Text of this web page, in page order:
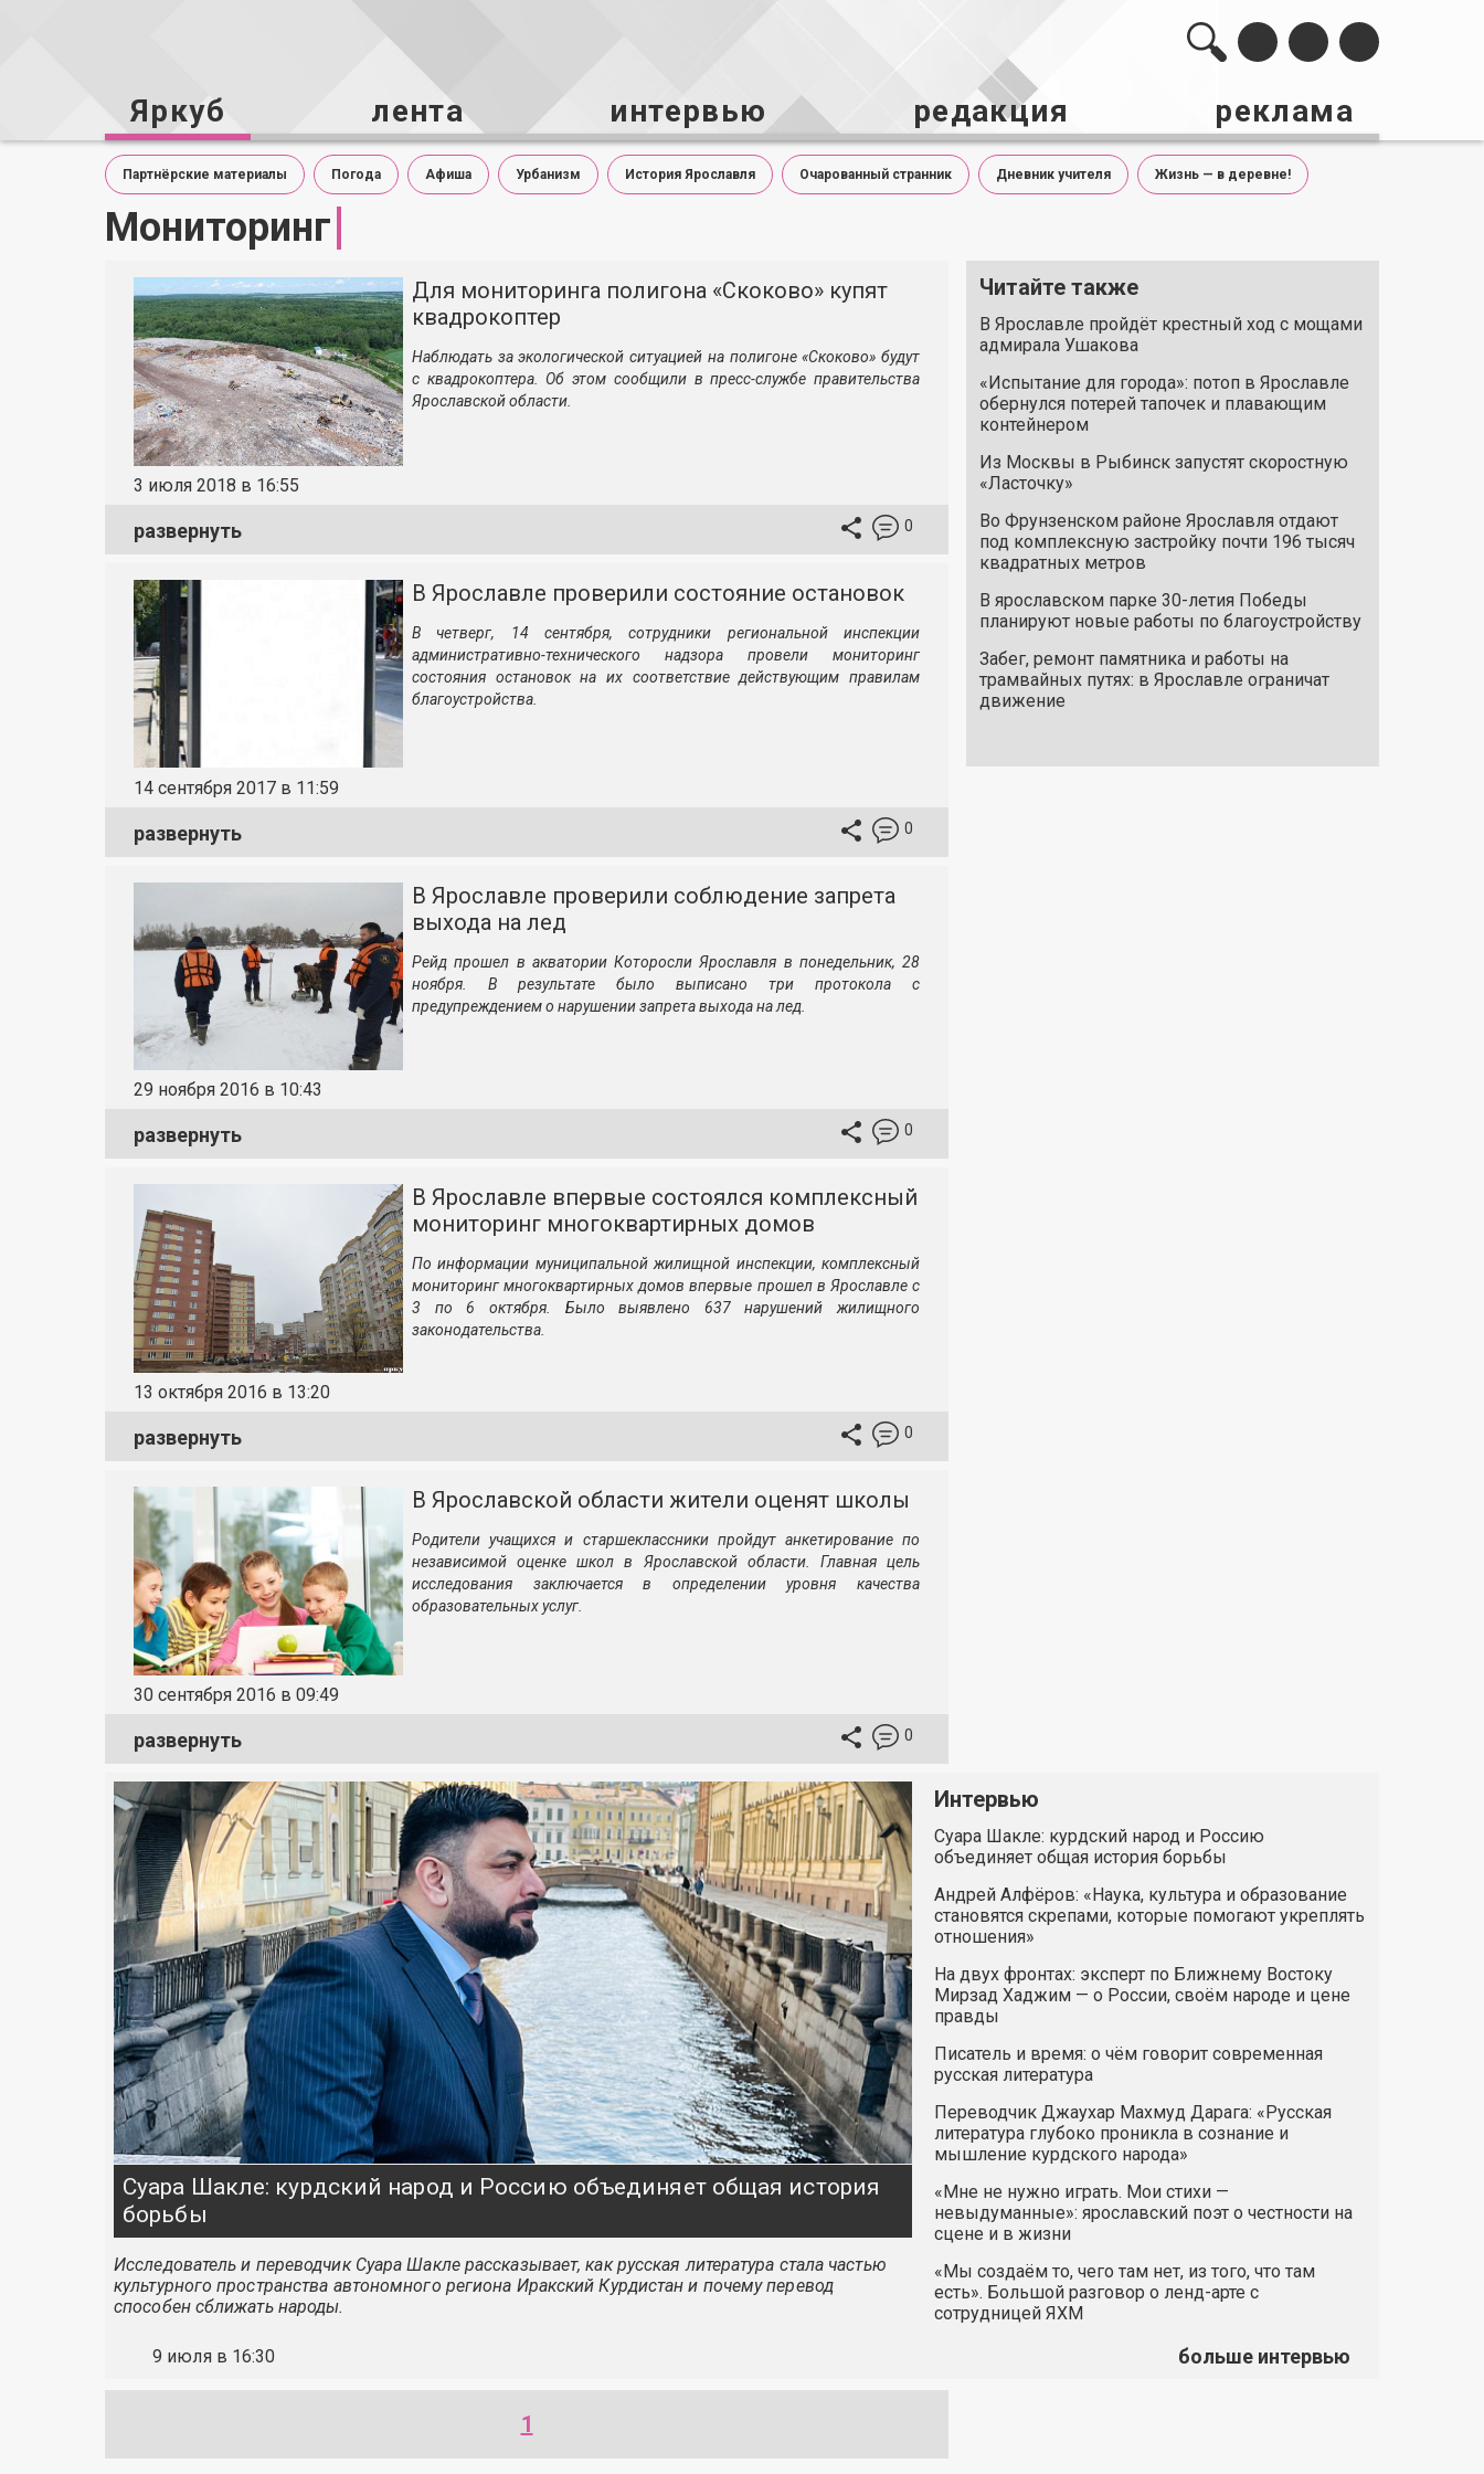
Яркуб лента интервью редакция реклама
Партнёрские материалы Погода Афиша Урбанизм История Ярославля Очарованный странник Дневник учителя Жизнь — в деревне!
Мониторинг
3 июля 2018 в 16:55
Для мониторинга полигона «Скоково» купят
квадрокоптер
Наблюдать за экологической ситуацией на полигоне «Скоково» будут
с квадрокоптера. Об этом сообщили в пресс-службе правительства
Ярославской области.
развернуть 0
14 сентября 2017 в 11:59
В Ярославле проверили состояние остановок
В четверг, 14 сентября, сотрудники региональной инспекции
административно-технического надзора провели мониторинг
состояния остановок на их соответствие действующим правилам
благоустройства.
развернуть 0
29 ноября 2016 в 10:43
В Ярославле проверили соблюдение запрета
выхода на лед
Рейд прошел в акватории Которосли Ярославля в понедельник, 28
ноября. В результате было выписано три протокола с
предупреждением о нарушении запрета выхода на лед.
развернуть 0
13 октября 2016 в 13:20
В Ярославле впервые состоялся комплексный
мониторинг многоквартирных домов
По информации муниципальной жилищной инспекции, комплексный
мониторинг многоквартирных домов впервые прошел в Ярославле с
3 по 6 октября. Было выявлено 637 нарушений жилищного
законодательства.
развернуть 0
30 сентября 2016 в 09:49
В Ярославской области жители оценят школы
Родители учащихся и старшеклассники пройдут анкетирование по
независимой оценке школ в Ярославской области. Главная цель
исследования заключается в определении уровня качества
образовательных услуг.
развернуть 0
Читайте также
В Ярославле пройдёт крестный ход с мощами
адмирала Ушакова
«Испытание для города»: потоп в Ярославле
обернулся потерей тапочек и плавающим
контейнером
Из Москвы в Рыбинск запустят скоростную
«Ласточку»
Во Фрунзенском районе Ярославля отдают
под комплексную застройку почти 196 тысяч
квадратных метров
В ярославском парке 30-летия Победы
планируют новые работы по благоустройству
Забег, ремонт памятника и работы на
трамвайных путях: в Ярославле ограничат
движение
Суара Шакле: курдский народ и Россию объединяет общая история
борьбы
Исследователь и переводчик Суара Шакле рассказывает, как русская литература стала частью
культурного пространства автономного региона Иракский Курдистан и почему перевод
способен сближать народы.
9 июля в 16:30
Интервью
Суара Шакле: курдский народ и Россию
объединяет общая история борьбы
Андрей Алфёров: «Наука, культура и образование
становятся скрепами, которые помогают укреплять
отношения»
На двух фронтах: эксперт по Ближнему Востоку
Мирзад Хаджим — о России, своём народе и цене
правды
Писатель и время: о чём говорит современная
русская литература
Переводчик Джаухар Махмуд Дарага: «Русская
литература глубоко проникла в сознание и
мышление курдского народа»
«Мне не нужно играть. Мои стихи —
невыдуманные»: ярославский поэт о честности на
сцене и в жизни
«Мы создаём то, чего там нет, из того, что там
есть». Большой разговор о ленд-арте с
сотрудницей ЯХМ
больше интервью
1